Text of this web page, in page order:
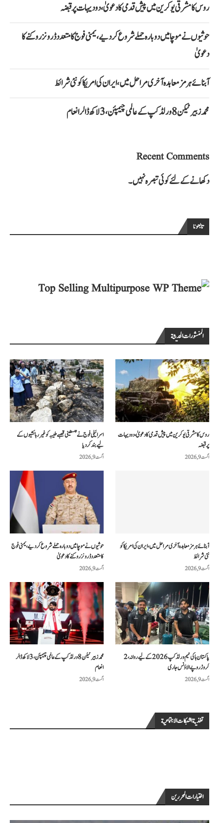
روس کا مشرقی یوکرین میں پیش قدمی کا دعویٰ، دو دیہات پر قبضہ
حوثیوں نے موچا میں دوبارہ حملے شروع کر دیے، یمنی فوج کا متعدد ڈرونز روکنے کا
دعویٰ
آبنائے ہرمز معاہدہ آخری مراحل میں، ایران کی امریکا کو نئی شرائط
محمد زبیر ٹیکن 8 ورلڈ کپ کے عالمی چیمپئن، 3 لاکھ ڈالر انعام
Recent Comments
دکھانے کے لئے کوئی تبصرہ نہیں۔
تابعونا
المنشورات الحديثة
اسرائیلی فوج نے فلسطینی قصبے طیبہ کو غیر رہائشیوں کے
لیے بند کر دیا
اگست 9, 2026
روس کا مشرقی یوکرین میں پیش قدمی کا دعویٰ، دو دیہات
پر قبضہ
اگست 9, 2026
حوثیوں نے موچا میں دوبارہ حملے شروع کر دیے، یمنی فوج
کا متعدد ڈرونز روکنے کا دعویٰ
اگست 9, 2026
آبنائے ہرمز معاہدہ آخری مراحل میں، ایران کی امریکا کو
نئی شرائط
اگست 9, 2026
محمد زبیر ٹیکن 8 ورلڈ کپ کے عالمی چیمپئن، 3 لاکھ ڈالر
انعام
اگست 9, 2026
پاکستان ہاکی ٹیم ورلڈ کپ 2026 کے لیے روانہ، 2
کروڑ روپے الاؤنس جاری
اگست 9, 2026
تغذية الشبكات الاجتماعية
اختيارات المحررين